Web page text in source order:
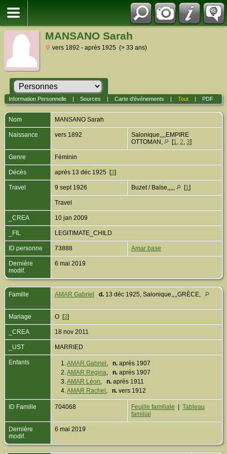
MANSANO Sarah
vers 1892 - après 1925 (> 33 ans)
Information Personnelle| Sources Carte d'événements Tout| PDF
Nom MANSANO Sarah
Naissance vers 1892
Salonique,,,,EMPIRE
OTTOMAN,
[1, 2, 3]
Genre Féminin
Décès après 13 déc 1925 [3]
Travel 9 sept 1926 Buzet / Baïse,,,,, [1]
Travel
_CREA 10 jan 2009
_FIL LEGITIMATE_CHILD
ID personne 73888 Amar base
Dernière
modif.
6 mai 2019
Famille AMAR Gabriel d. 13 déc 1925, Salonique,,,,GRÈCE,
Mariage O [3]
_CREA 18 nov 2011
_UST MARRIED
Enfants 1.AMAR Gabriel , n. après 1907
2.AMAR Regina, n. après 1907
3.AMAR Léon, n. après 1911
4.AMAR Rachel , n. vers 1912
ID Famille 704068 Feuille familiale
Tableau
familial
Dernière
modif.
6 mai 2019